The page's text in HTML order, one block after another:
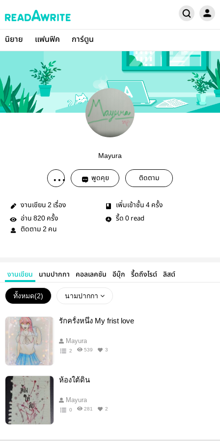
นิยาย แฟนฟิค การ์ตูน
Mayura
พูดคุย ติดตาม
งานเขียน 2 เรื่อง เพิ่มเข้าชั้น 4 ครั้ง
อ่าน 820 ครั้ง รี้ด 0 read
ติดตาม 2 คน
งานเขียน นามปากกา คอลเลคชัน อีบุ๊ก รี้ดถึงไรต์ ลิสต์
ทั้งหมด(2) นามปากกา
รักครั้งหนึ่ง My frist love
Mayura
2 539 3
ห้องใต้ดิน
Mayura
0 281 2